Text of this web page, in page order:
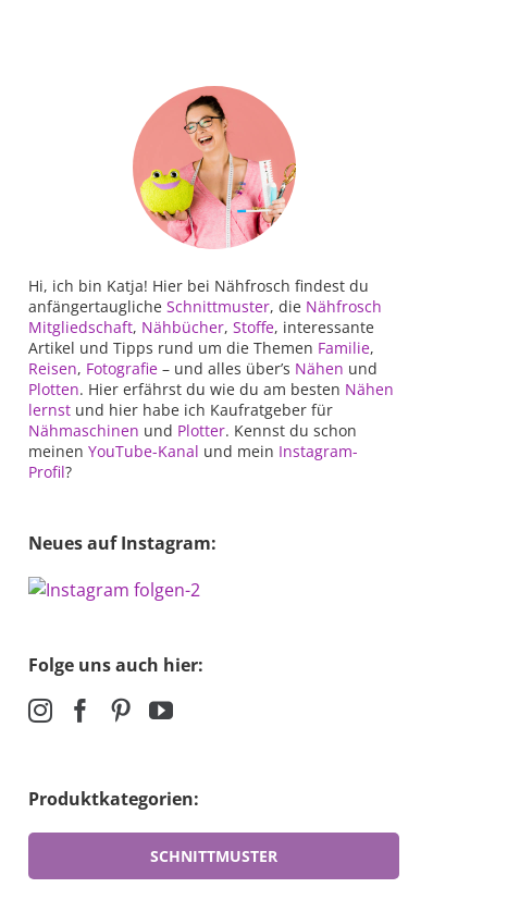
Hi, ich bin Katja! Hier bei Nähfrosch findest du
anfängertaugliche Schnittmuster, die Nähfrosch
Mitgliedschaft, Nähbücher, Stoffe, interessante
Artikel und Tipps rund um die Themen Familie,
Reisen, Fotografie – und alles über’s Nähen und
Plotten. Hier erfährst du wie du am besten Nähen
lernst und hier habe ich Kaufratgeber für
Nähmaschinen und Plotter. Kennst du schon
meinen YouTube-Kanal und mein Instagram-
Profil?
Neues auf Instagram:
Folge uns auch hier:
Produktkategorien:
SCHNITTMUSTER